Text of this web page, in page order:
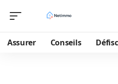
Assurer Conseils